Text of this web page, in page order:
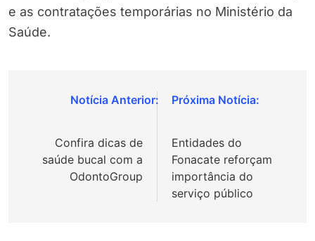
e as contratações temporárias no Ministério da
Saúde.
Navegação
Post
Confira dicas de
saúde bucal com a
OdontoGroup
Entidades do
Fonacate reforçam
importância do
serviço público